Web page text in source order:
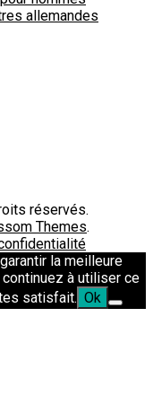
allemandes
réservés.
Themes.
la meilleure
à utiliser ce
satisfait. Ok